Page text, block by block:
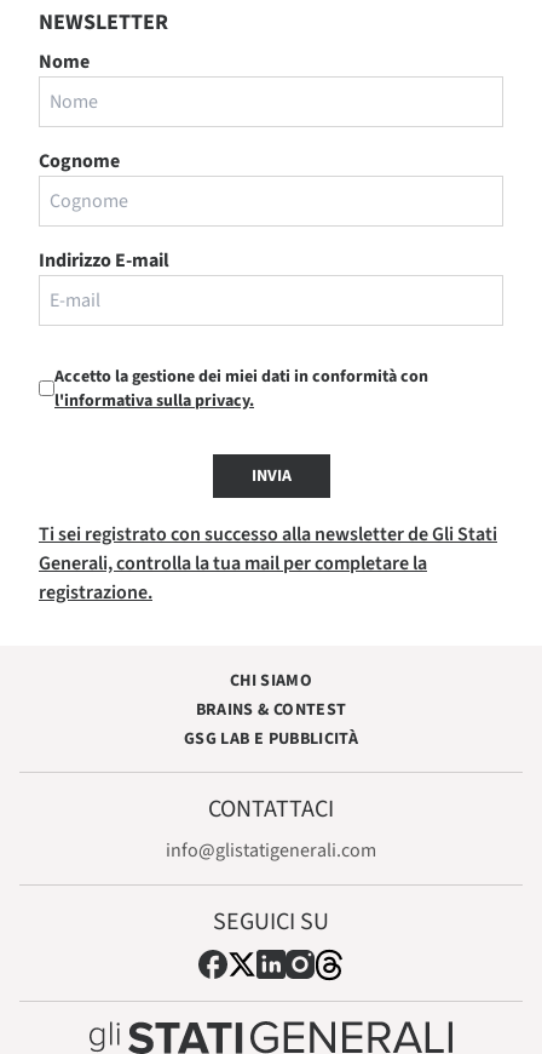
NEWSLETTER
Nome
Cognome
Indirizzo E-mail
Accetto la gestione dei miei dati in conformità con
l'informativa sulla privacy.
INVIA
Ti sei registrato con successo alla newsletter de Gli Stati
Generali, controlla la tua mail per completare la
registrazione.
CHI SIAMO
BRAINS & CONTEST
GSG LAB E PUBBLICITÀ
CONTATTACI
info@glistatigenerali.com
SEGUICI SU